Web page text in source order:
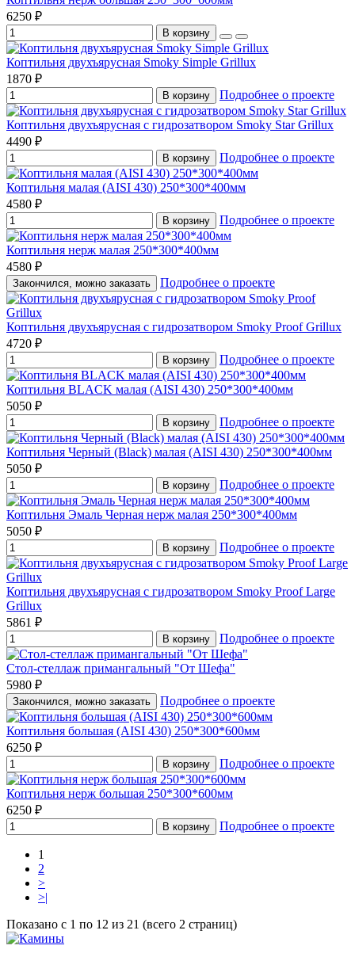
6250 ₽
В корзину
Коптильня двухъярусная Smoky Simple Grillux
1870 ₽
В корзину Подробнее о проекте
Коптильня двухъярусная с гидрозатвором Smoky Star Grillux
4490 ₽
В корзину Подробнее о проекте
Коптильня малая (AISI 430) 250*300*400мм
4580 ₽
В корзину Подробнее о проекте
Коптильня нерж малая 250*300*400мм
4580 ₽
Закончился, можно заказать Подробнее о проекте
Коптильня двухъярусная с гидрозатвором Smoky Proof Grillux
4720 ₽
В корзину Подробнее о проекте
Коптильня BLACK малая (AISI 430) 250*300*400мм
5050 ₽
В корзину Подробнее о проекте
Коптильня Черный (Black) малая (AISI 430) 250*300*400мм
5050 ₽
В корзину Подробнее о проекте
Коптильня Эмаль Черная нерж малая 250*300*400мм
5050 ₽
В корзину Подробнее о проекте
Коптильня двухъярусная с гидрозатвором Smoky Proof Large
Grillux
5861 ₽
В корзину Подробнее о проекте
Стол-стеллаж примангальный "От Шефа"
5980 ₽
Закончился, можно заказать Подробнее о проекте
Коптильня большая (AISI 430) 250*300*600мм
6250 ₽
В корзину Подробнее о проекте
Коптильня нерж большая 250*300*600мм
6250 ₽
В корзину Подробнее о проекте
1
2
>
>|
Показано с 1 по 12 из 21 (всего 2 страниц)